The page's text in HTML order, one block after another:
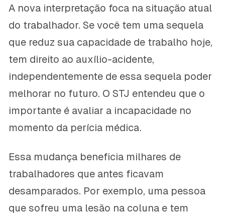
A nova interpretação foca na situação atual
do trabalhador. Se você tem uma sequela
que reduz sua capacidade de trabalho hoje,
tem direito ao auxílio-acidente,
independentemente de essa sequela poder
melhorar no futuro. O STJ entendeu que o
importante é avaliar a incapacidade no
momento da perícia médica.
Essa mudança beneficia milhares de
trabalhadores que antes ficavam
desamparados. Por exemplo, uma pessoa
que sofreu uma lesão na coluna e tem